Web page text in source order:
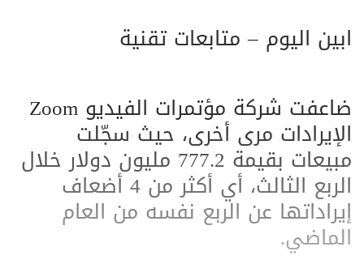
ابين اليوم – متابعات تقنية
ضاعفت شركة مؤتمرات الفيديو Zoom
الإيرادات مرى أخرى، حيث سجّلت
مبيعات بقيمة 777.2 مليون دولار خلال
الربع الثالث، أي أكثر من 4 أضعاف
إيراداتها عن الربع نفسه من العام
الماضي.